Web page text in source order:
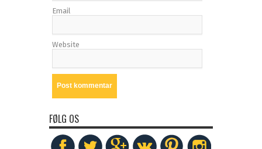
Email
Website
FØLG OS